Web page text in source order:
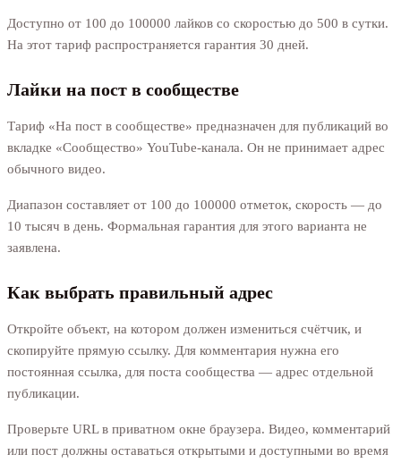
Доступно от 100 до 100000 лайков со скоростью до 500 в сутки.
На этот тариф распространяется гарантия 30 дней.
Лайки на пост в сообществе
Тариф «На пост в сообществе» предназначен для публикаций во
вкладке «Сообщество» YouTube-канала. Он не принимает адрес
обычного видео.
Диапазон составляет от 100 до 100000 отметок, скорость — до
10 тысяч в день. Формальная гарантия для этого варианта не
заявлена.
Как выбрать правильный адрес
Откройте объект, на котором должен измениться счётчик, и
скопируйте прямую ссылку. Для комментария нужна его
постоянная ссылка, для поста сообщества — адрес отдельной
публикации.
Проверьте URL в приватном окне браузера. Видео, комментарий
или пост должны оставаться открытыми и доступными во время